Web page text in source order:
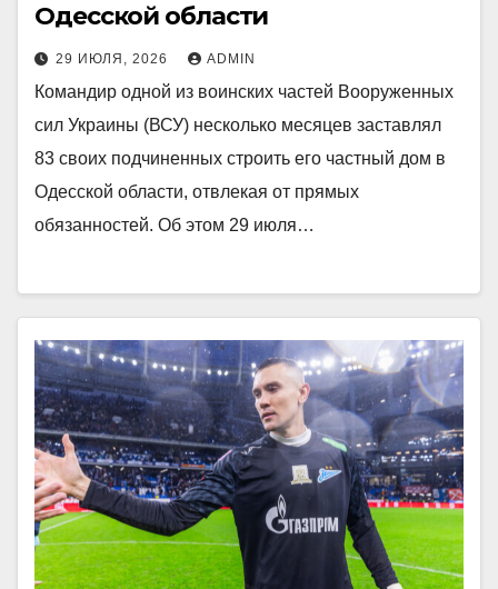
Одесской области
29 ИЮЛЯ, 2026 ADMIN
Командир одной из воинских частей Вооруженных
сил Украины (ВСУ) несколько месяцев заставлял
83 своих подчиненных строить его частный дом в
Одесской области, отвлекая от прямых
обязанностей. Об этом 29 июля…